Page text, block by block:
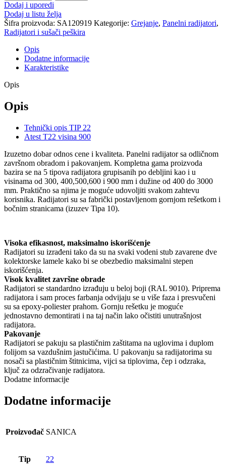
Dodaj i uporedi
Dodaj u listu želja
Šifra proizvoda: SA120919 Kategorije: Grejanje, Panelni radijatori,
Radijatori i sušači peškira
Opis
Dodatne informacije
Karakteristike
Opis
Opis
Tehnički opis TIP 22
Atest T22 visina 900
Izuzetno dobar odnos cene i kvaliteta. Panelni radijator sa odličnom
završnom obradom i pakovanjem. Kompletna gama proizvoda
bazira se na 5 tipova radijatora grupisanih po debljini kao i u
visinama od 300, 400,500,600 i 900 mm i dužine od 400 do 3000
mm. Praktično sa njima je moguće udovoljiti svakom zahtevu
korisnika. Radijatori su sa fabrički postavljenom gornjom rešetkom i
bočnim stranicama (izuzev Tipa 10).
Visoka efikasnost, maksimalno iskorišćenje
Radijatori su izrađeni tako da su na svaki vodeni stub zavarene dve
kolektorske lamele kako bi se obezbedio maksimalni stepen
iskorišćenja.
Visok kvalitet završne obrade
Radijatori se standardno izrađuju u beloj boji (RAL 9010). Priprema
radijatora i sam proces farbanja odvijaju se u više faza i presvučeni
su sa epoxy-poliester prahom. Gornju rešetku je moguće
jednostavno demontirati i na taj način lako očistiti unutrašnjost
radijatora.
Pakovanje
Radijatori se pakuju sa plastičnim zaštitama na uglovima i duplom
folijom sa vazdušnim jastučićima. U pakovanju sa radijatorima su
nosači sa plastičnim štitnicima, vijci sa tiplovima, čep i odzraka,
ključ za odzračivanje radijatora.
Dodatne informacije
Dodatne informacije
Proizvođač SANICA
Tip 22